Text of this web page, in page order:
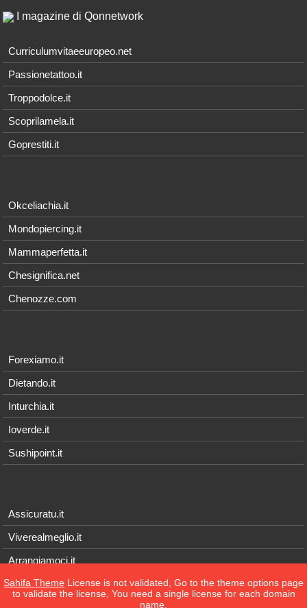
I magazine di Qonnetwork
Curriculumvitaeeuropeo.net
Passionetattoo.it
Troppodolce.it
Scoprilamela.it
Goprestiti.it
Okceliachia.it
Mondopiercing.it
Mammaperfetta.it
Chesignifica.net
Chenozze.com
Forexiamo.it
Dietando.it
Inturchia.it
Ioverde.it
Sushipoint.it
Assicuratu.it
Viverealmeglio.it
Arrangiamoci.it
Tecnichef.it
Sahifa Theme License is not validated, Go to the theme options page
to validate the license, You need a single license for each domain
name.